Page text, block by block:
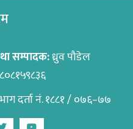
सम्पादक:ध्रुव पौडेल
दर्ता नं. १८८१ / ०७६–७७